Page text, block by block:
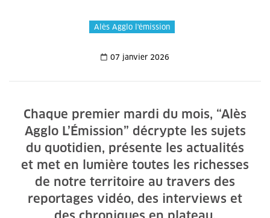
Alès Agglo l'émission
07 janvier 2026
Chaque premier mardi du mois, “Alès
Agglo L’Émission” décrypte les sujets
du quotidien, présente les actualités
et met en lumière toutes les richesses
de notre territoire au travers des
reportages vidéo, des interviews et